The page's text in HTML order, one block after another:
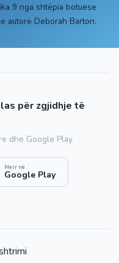
9 nga shtëpia botuese
autorë Deborah Barton.
për zgjidhje të
dhe Google Play
Merr në
Google Play